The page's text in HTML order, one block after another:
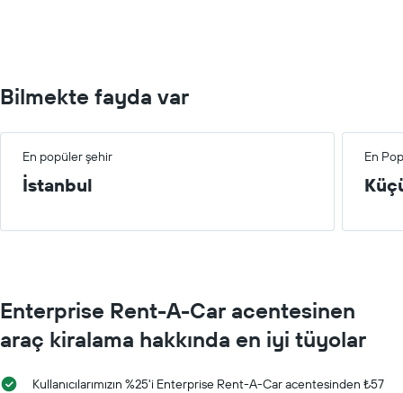
Bilmekte fayda var
En popüler şehir En
İstanbul
Enterprise Rent-A-Car acentesinen
araç kiralama hakkında en iyi tüyolar
Kullanıcılarımızın %25'i Enterprise Rent-A-Car acentesinden ₺57